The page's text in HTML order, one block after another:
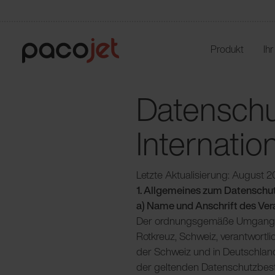
Produkt
Letzte Aktualisierung: August
1. Allgemeines zum
a) Name und Anschrift des
Der ordnungsgemäße
Rotkreuz, Schweiz,
der Schweiz und in
der geltenden